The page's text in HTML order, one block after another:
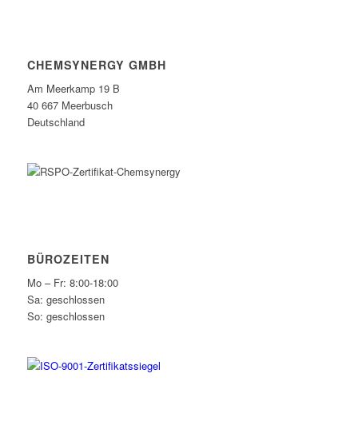
CHEMSYNERGY GMBH
Am Meerkamp 19 B
40 667 Meerbusch
Deutschland
BÜROZEITEN
Mo – Fr: 8:00-18:00
Sa: geschlossen
So: geschlossen